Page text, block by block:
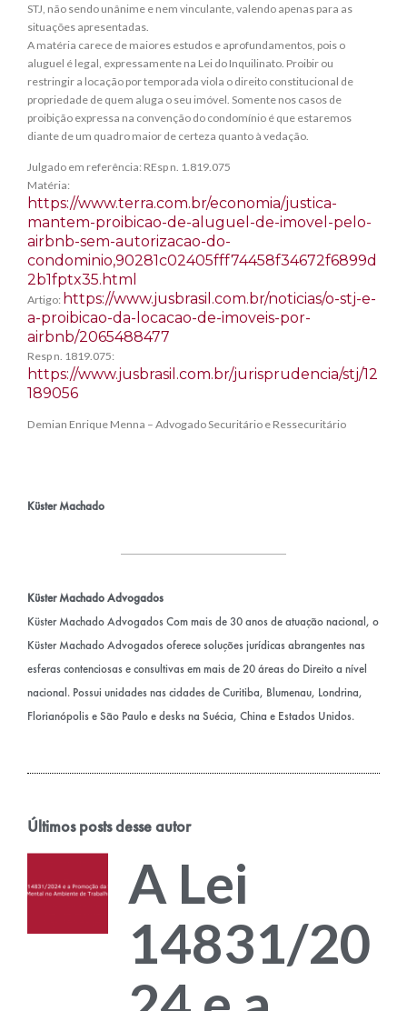
STJ, não sendo unânime e nem vinculante, valendo apenas para as
situações apresentadas.
A matéria carece de maiores estudos e aprofundamentos, pois o
aluguel é legal, expressamente na Lei do Inquilinato. Proibir ou
restringir a locação por temporada viola o direito constitucional de
propriedade de quem aluga o seu imóvel. Somente nos casos de
proibição expressa na convenção do condomínio é que estaremos
diante de um quadro maior de certeza quanto à vedação.
Julgado em referência: REsp n. 1.819.075
Matéria:
https://www.terra.com.br/economia/justica-
mantem-proibicao-de-aluguel-de-imovel-pelo-
airbnb-sem-autorizacao-do-
condominio,90281c02405fff74458f34672f6899d
2b1fptx35.html
Artigo: https://www.jusbrasil.com.br/noticias/o-stj-e-
a-proibicao-da-locacao-de-imoveis-por-
airbnb/2065488477
Resp n. 1819.075:
https://www.jusbrasil.com.br/jurisprudencia/stj/12
189056
Demian Enrique Menna – Advogado Securitário e Ressecuritário
Küster Machado
Küster Machado Advogados
Küster Machado Advogados Com mais de 30 anos de atuação nacional, o
Küster Machado Advogados oferece soluções jurídicas abrangentes nas
esferas contenciosas e consultivas em mais de 20 áreas do Direito a nível
nacional. Possui unidades nas cidades de Curitiba, Blumenau, Londrina,
Florianópolis e São Paulo e desks na Suécia, China e Estados Unidos.
Últimos posts desse autor
A Lei
14831/20